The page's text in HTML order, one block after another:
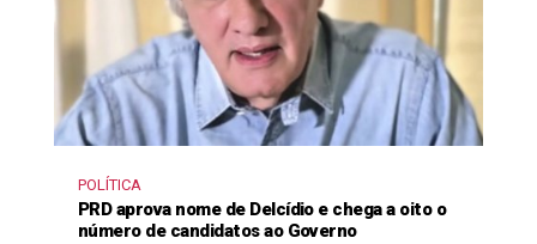
POLÍTICA
PRD aprova nome de Delcídio e chega a oito o
número de candidatos ao Governo